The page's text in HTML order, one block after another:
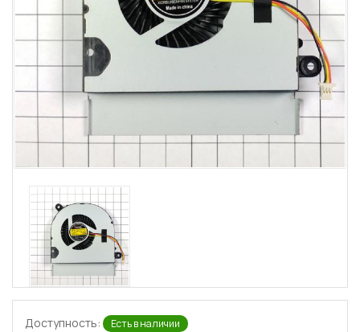
Доступность: Есть в наличии